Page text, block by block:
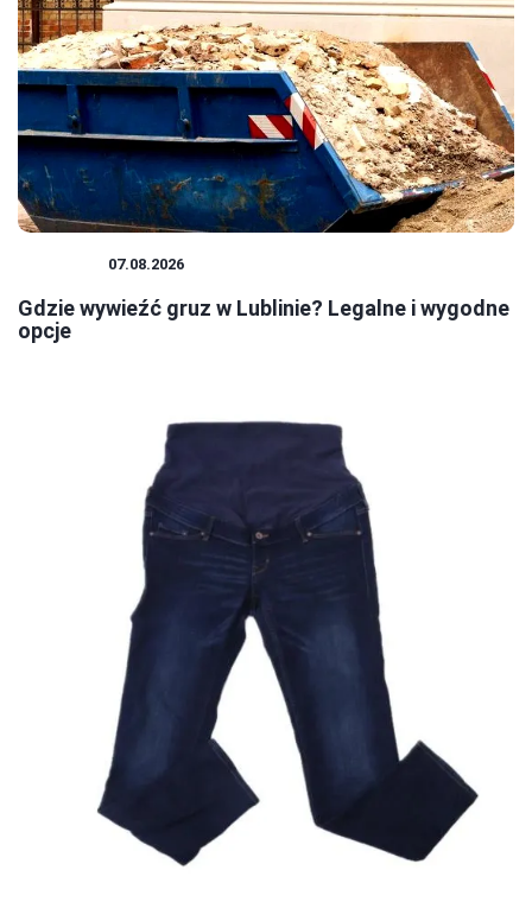
07.08.2026
Gdzie wywieźć gruz w Lublinie? Legalne i wygodne
opcje